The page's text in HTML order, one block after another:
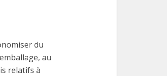
du
au
relatifs à